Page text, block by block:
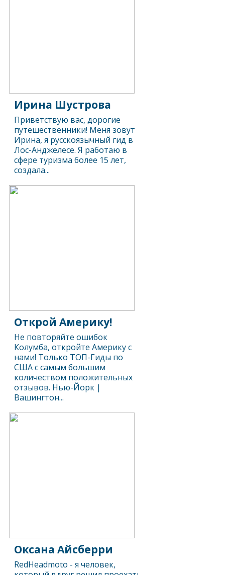
Ирина Шустрова
Приветствую вас, дорогие
путешественники! Меня зовут
Ирина, я русскоязычный гид в
Лос-Анджелесе. Я работаю в
сфере туризма более 15 лет,
создала...
Открой Америку!
Не повторяйте ошибок
Колумба, откройте Америку с
нами! Только ТОП-Гиды по
США с самым большим
количеством положительных
отзывов. Нью-Йорк |
Вашингтон...
Оксана Айсберри
RedHeadmoto - я человек,